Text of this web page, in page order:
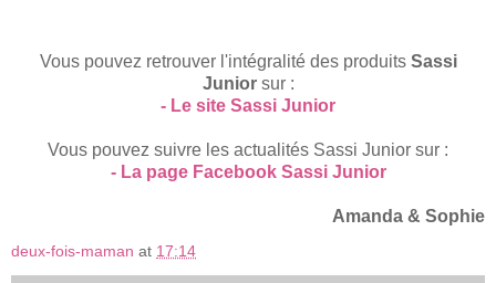
Vous pouvez retrouver l'intégralité des produits Sassi
Juniorsur :
- Le site Sassi Junior
Vous pouvez suivre les actualités Sassi Junior sur :
- La page Facebook Sassi Junior
Amanda & Sophie
deux-fois-maman at 17:14